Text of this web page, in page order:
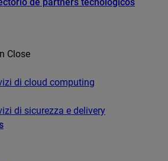
de partners tecnológicos
Close
di cloud computing
di sicurezza e delivery